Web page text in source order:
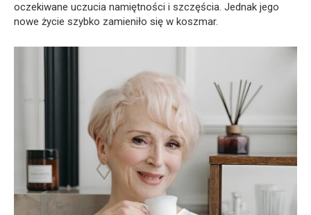
oczekiwane uczucia namiętności i szczęścia. Jednak jego
nowe życie szybko zamieniło się w koszmar.